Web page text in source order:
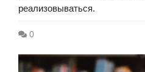
реализовываться.
0